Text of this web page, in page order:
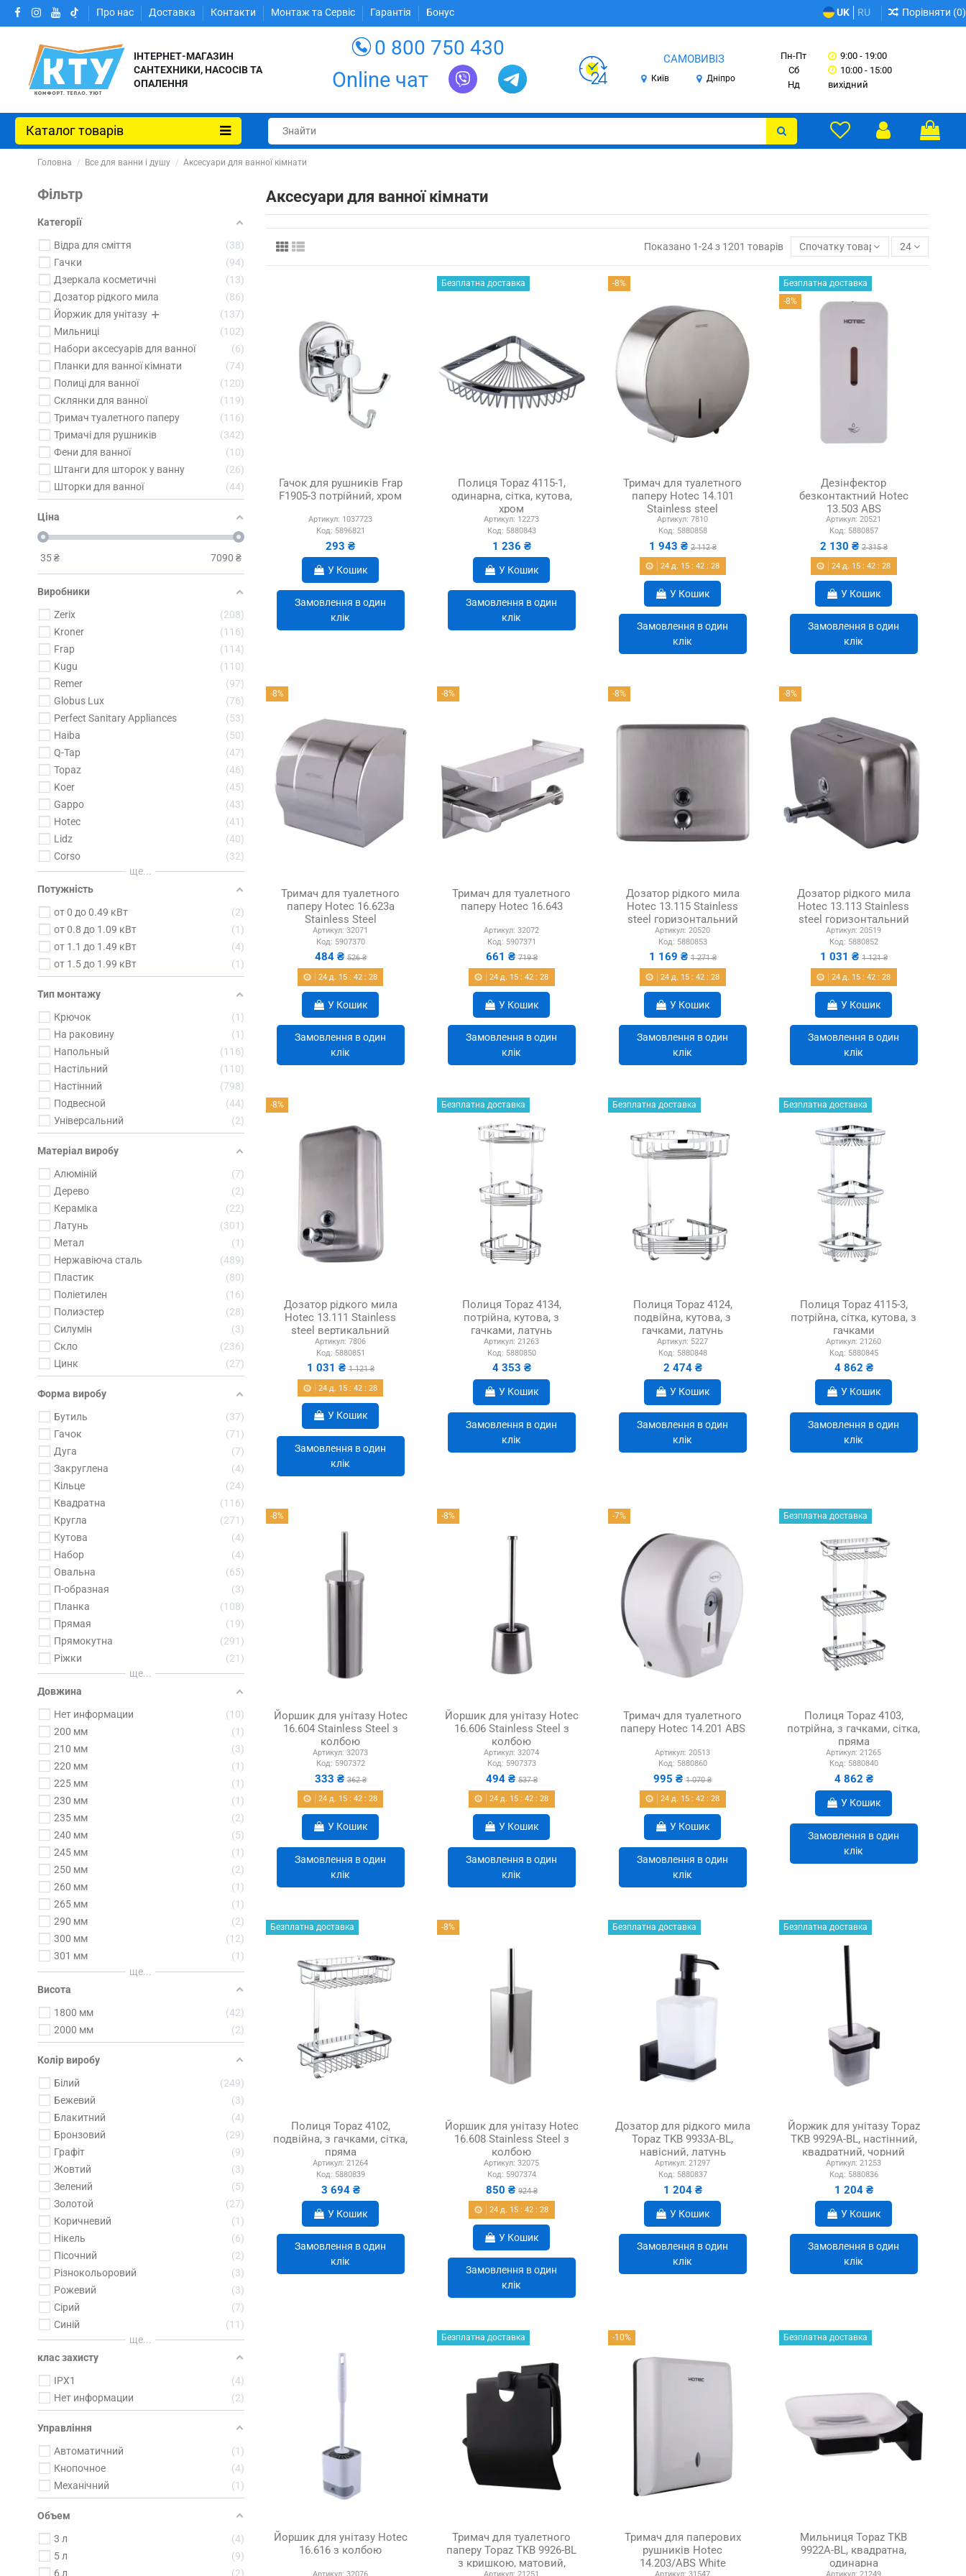
Про нас Доставка Контакти Монтаж та Сервіс Гарантія Бонус UK RU Порівняти (0)
ІНТЕРНЕТ-МАГАЗИН
САНТЕХНИКИ, НАСОСІВ ТА
ОПАЛЕННЯ
0 800 750 430
Online чат
САМОВИВІЗ
Київ Дніпро
Пн-Пт
Сб
Нд
9:00 - 19:00
10:00 - 15:00
вихідний
Каталог товарів
Головна Все для ванни і душу Аксесуари для ванної кімнати
Аксесуари для ванної кімнати
Показано 1-24 з 1201 товарів Спочатку товари в наявності
24
Гачок для рушників Frap
F1905-3 потрійний, хром
Артикул: 1037723
Код: 5896821
293 ₴
У Кошик
Замовлення в один
клік
Безплатна доставка
Полиця Topaz 4115-1,
одинарна, сітка, кутова,
хром
Артикул: 12273
Код: 5880843
1 236 ₴
У Кошик
Замовлення в один
клік
-8%
Тримач для туалетного
паперу Hotec 14.101
Stainless steel
Артикул: 7810
Код: 5880858
1 943 ₴ 2 112 ₴
24 д. 15 :42 :27
У Кошик
Замовлення в один
клік
Безплатна доставка
-8%
Дезінфектор
безконтактний Hotec
13.503 ABS
Артикул: 20521
Код: 5880857
2 130 ₴ 2 315 ₴
24 д. 15 :42 :27
У Кошик
Замовлення в один
клік
-8%
Тримач для туалетного
паперу Hotec 16.623a
Stainless Steel
Артикул: 32071
Код: 5907370
484 ₴526 ₴
24 д. 15 :42 :27
У Кошик
Замовлення в один
клік
-8%
Тримач для туалетного
паперу Hotec 16.643
Артикул: 32072
Код: 5907371
661 ₴719 ₴
24 д. 15 :42 :27
У Кошик
Замовлення в один
клік
-8%
Дозатор рідкого мила
Hotec 13.115 Stainless
steel горизонтальний
Артикул: 20520
Код: 5880853
1 169 ₴ 1 271 ₴
24 д. 15 :42 :27
У Кошик
Замовлення в один
клік
-8%
Дозатор рідкого мила
Hotec 13.113 Stainless
steel горизонтальний
Артикул: 20519
Код: 5880852
1 031 ₴ 1 121 ₴
24 д. 15 :42 :27
У Кошик
Замовлення в один
клік
-8%
Дозатор рідкого мила
Hotec 13.111 Stainless
steel вертикальний
Артикул: 7806
Код: 5880851
1 031 ₴1 121 ₴
24 д. 15 :42 :27
У Кошик
Замовлення в один
клік
Безплатна доставка
Полиця Topaz 4134,
потрійна, кутова, з
гачками, латунь
Артикул: 21263
Код: 5880850
4 353 ₴
У Кошик
Замовлення в один
клік
Безплатна доставка
Полиця Topaz 4124,
подвійна, кутова, з
гачками, латунь
Артикул: 5227
Код: 5880848
2 474 ₴
У Кошик
Замовлення в один
клік
Безплатна доставка
Полиця Topaz 4115-3,
потрійна, сітка, кутова, з
гачками
Артикул: 21260
Код: 5880845
4 862 ₴
У Кошик
Замовлення в один
клік
-8%
Йоршик для унітазу Hotec
16.604 Stainless Steel з
колбою
Артикул: 32073
Код: 5907372
333 ₴362 ₴
24 д. 15 :42 :27
У Кошик
Замовлення в один
клік
-8%
Йоршик для унітазу Hotec
16.606 Stainless Steel з
колбою
Артикул: 32074
Код: 5907373
494 ₴537 ₴
24 д. 15 :42 :27
У Кошик
Замовлення в один
клік
-7%
Тримач для туалетного
паперу Hotec 14.201 ABS
Артикул: 20513
Код: 5880860
995 ₴1 070 ₴
24 д. 15 :42 :27
У Кошик
Замовлення в один
клік
Безплатна доставка
Полиця Topaz 4103,
потрійна, з гачками, сітка,
пряма
Артикул: 21265
Код: 5880840
4 862 ₴
У Кошик
Замовлення в один
клік
Безплатна доставка
Полиця Topaz 4102,
подвійна, з гачками, сітка,
пряма
Артикул: 21264
Код: 5880839
3 694 ₴
У Кошик
Замовлення в один
клік
-8%
Йоршик для унітазу Hotec
16.608 Stainless Steel з
колбою
Артикул: 32075
Код: 5907374
850 ₴924 ₴
24 д. 15 :42 :27
У Кошик
Замовлення в один
клік
Безплатна доставка
Дозатор для рідкого мила
Topaz TKB 9933A-BL,
навісний, латунь
Артикул: 21297
Код: 5880837
1 204 ₴
У Кошик
Замовлення в один
клік
Безплатна доставка
Йоржик для унітазу Topaz
TKB 9929A-BL, настінний,
квадратний, чорний
Артикул: 21253
Код: 5880836
1 204 ₴
У Кошик
Замовлення в один
клік
Йоршик для унітазу Hotec
16.616 з колбою
Безплатна доставка
Тримач для туалетного
паперу Topaz TKB 9926-BL
з кришкою, матовий,
-10%
Тримач для паперових
рушників Hotec
14.203/ABS White
Безплатна доставка
Мильниця Topaz TKB
9922A-BL, квадратна,
одинарна
Фільтр
Категорії
Відра для сміття
38
Гачки
94
Дзеркала косметичні
13
Дозатор рідкого мила
86
Йоржик для унітазу
137
Мильниці
102
Набори аксесуарів для ванної
6
Планки для ванної кімнати
74
Полиці для ванної
120
Склянки для ванної
119
Тримач туалетного паперу
116
Тримачі для рушників
342
Фени для ванної
10
Штанги для шторок у ванну
26
Шторки для ванної
44
Ціна
35₴ 7090 ₴
Виробники
Zerix
208
Kroner
116
Frap
114
Kugu
110
Remer
97
Globus Lux
76
Perfect Sanitary Appliances
53
Haiba
50
Q-Tap
47
Topaz
46
Koer
45
Gappo
43
Hotec
41
Lidz
40
Corso
32
ще...
Потужність
от 0 до 0.49 кВт
2
от 0.8 до 1.09 кВт
1
от 1.1 до 1.49 кВт
4
от 1.5 до 1.99 кВт
1
Тип монтажу
Крючок
1
На раковину
1
Напольный
116
Настільний
110
Настінний
798
Подвесной
44
Універсальний
2
Матеріал виробу
Алюміній
7
Дерево
2
Кераміка
22
Латунь
301
Метал
1
Нержавіюча сталь
489
Пластик
80
Поліетилен
16
Полиэстер
28
Силумін
3
Скло
236
Цинк
27
Форма виробу
Бутиль
37
Гачок
71
Дуга
7
Закруглена
4
Кільце
24
Квадратна
116
Кругла
271
Кутова
4
Набор
4
Овальна
65
П-образная
3
Планка
108
Прямая
19
Прямокутна
291
Ріжки
21
ще...
Довжина
Нет информации
10
200 мм
1
210 мм
3
220 мм
1
225 мм
1
230 мм
1
235 мм
2
240 мм
5
245 мм
1
250 мм
2
260 мм
1
265 мм
1
290 мм
2
300 мм
12
301 мм
1
ще...
Висота
1800 мм
42
2000 мм
2
Колір виробу
Білий
249
Бежевий
3
Блакитний
4
Бронзовий
29
Графіт
9
Жовтий
3
Зелений
5
Золотой
27
Коричневий
1
Нікель
6
Пісочний
2
Різнокольоровий
3
Рожевий
3
Сірий
7
Синій
11
ще...
клас захисту
IPX1
4
Нет информации
2
Управління
Автоматичний
1
Кнопочное
4
Механічний
1
Объем
3 л
4
5 л
9
6 л
2